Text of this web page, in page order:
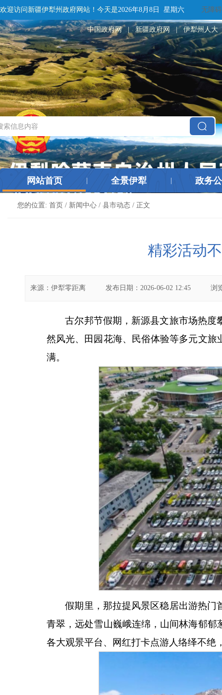
欢迎访问新疆伊犁州政府网站！ 今天是2026年8月8日 星期六 无障碍
中国政府网 | 新疆政府网 | 伊犁州人大
网站首页 全景伊犁 政务
您的位置: 首页 / 新闻中心 / 县市动态 / 正文
精彩活动
来源： 伊犁零距离 发布日期： 2026-06-02 12:45 浏
古尔邦节假期，新源县文旅市场热度
然风光、田园花海、民俗体验等多元文
满。
假期里，那拉提风景区稳居出游热门
青翠，远处雪山巍峨连绵，山间林海郁
各大观景平台、网红打卡点游人络绎不绝